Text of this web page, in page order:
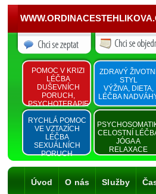
POMOC V KRIZI
LÉČBA
DUŠEVNÍCH
PORUCH,
PSYCHOTERAPIE
ZDRAVÝ ŽIVOTNÍ
STYL
VÝŽIVA, DIETA,
LÉČBA
RYCHLÁ POMOC
VE VZTAZÍCH
LÉČBA
SEXUÁLNÍCH
PORUCH
CELOSTNÍ
JÓGA A
RELAXACE
Úvod O nás Služby